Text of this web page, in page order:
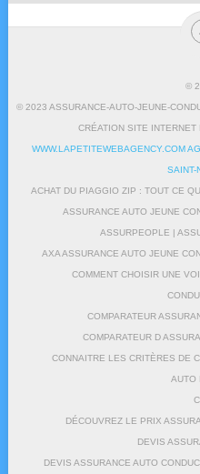
©
© 2023 ASSURANCE-AUTO-JEUNE-
CRÉATION SITE INTERNET
WWW.LAPETITEWEBAGENCY.COM
SAINT-
ACHAT DU PIAGGIO ZIP : TOUT CE
ASSURANCE AUTO JEUNE
ASSURPEOPLE |
AXA ASSURANCE AUTO JEUNE
COMMENT CHOISIR UNE
COMPARATEUR
COMPARATEUR D
CONNAITRE LES CRITÈRES DE
AUTO
DÉCOUVREZ LE PRIX
DEVIS
DEVIS ASSURANCE AUTO